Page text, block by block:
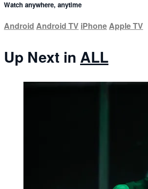
Watch anywhere, anytime
Android Android TV iPhoneApple TV
Up Next in ALL